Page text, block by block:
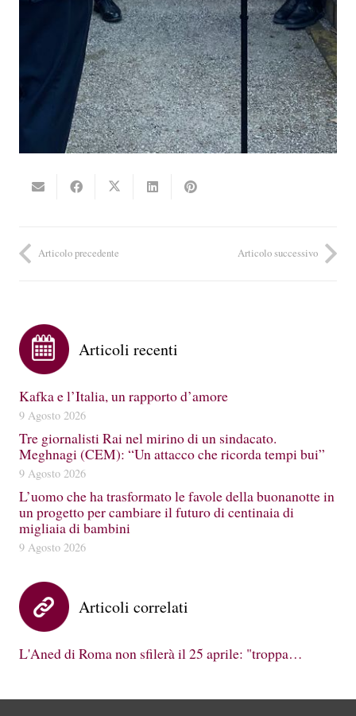
Articolo precedente Articolo successivo
Articoli recenti
Kafka e l’Italia, un rapporto d’amore
9 Agosto 2026
Tre giornalisti Rai nel mirino di un sindacato.
Meghnagi (CEM): “Un attacco che ricorda tempi bui”
9 Agosto 2026
L’uomo che ha trasformato le favole della buonanotte in
un progetto per cambiare il futuro di centinaia di
migliaia di bambini
9 Agosto 2026
Articoli correlati
L'Aned di Roma non sfilerà il 25 aprile: "troppa…